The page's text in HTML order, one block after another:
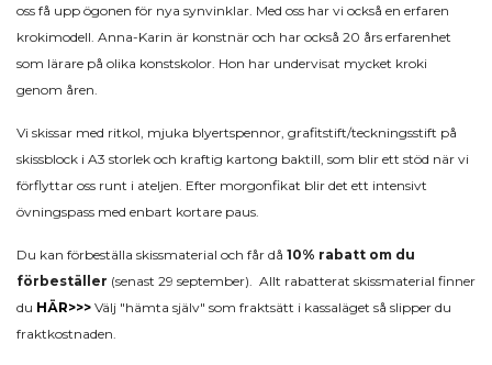
oss få upp ögonen för nya synvinklar. Med oss har vi också en erfaren
krokimodell. Anna-Karin är konstnär och har också 20 års erfarenhet
som lärare på olika konstskolor. Hon har undervisat mycket kroki
genom åren.
Vi skissar med ritkol, mjuka blyertspennor, grafitstift/teckningsstift på
skissblock i A3 storlek och kraftig kartong baktill, som blir ett stöd när vi
förflyttar oss runt i ateljen. Efter morgonfikat blir det ett intensivt
övningspass med enbart kortare paus.
Du kan förbeställa skissmaterial och får då 10% rabatt om du
förbeställer (senast 29 september).
Allt rabatterat skissmaterial finner
du HÄR>>> Välj "hämta själv" som fraktsätt i kassaläget så slipper du
fraktkostnaden.